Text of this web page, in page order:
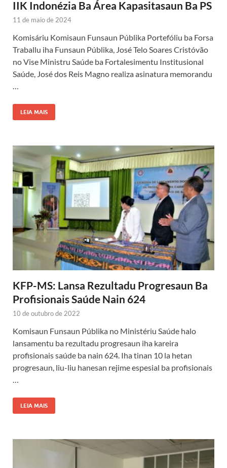
IIK Indonézia Ba Área Kapasitasaun Ba PS
11 de maio de 2024
Komisáriu Komisaun Funsaun Públika Portefóliu ba Forsa
Traballu iha Funsaun Públika, José Telo Soares Cristóvão
no Vise Ministru Saúde ba Fortalesimentu Institusional
Saúde, José dos Reis Magno realiza asinatura memorandu
…
LEIA MAIS
KFP-MS: Lansa Rezultadu Progresaun Ba
Profisionais Saúde Nain 624
10 de outubro de 2022
Komisaun Funsaun Públika no Ministériu Saúde halo
lansamentu ba rezultadu progresaun iha kareira
profisionais saúde ba nain 624. Iha tinan 10 la hetan
progresaun, liu-liu hanesan rejime espesial ba profisionais
…
LEIA MAIS